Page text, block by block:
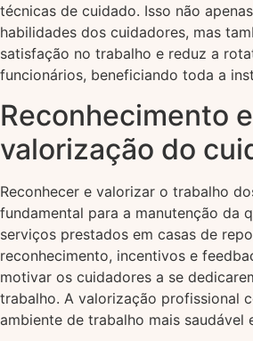
técnicas de cuidado. Isso não
habilidades dos cuidadores, mas
satisfação no trabalho e reduz a
funcionários, beneficiando toda a
Reconhecimento e
valorização do
Reconhecer e valorizar o trabalho
fundamental para a manutenção da
serviços prestados em casas de
reconhecimento, incentivos e
motivar os cuidadores a se
trabalho. A valorização profissional
ambiente de trabalho mais saudável